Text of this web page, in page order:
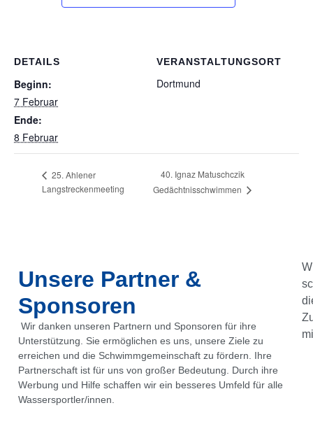
DETAILS
Beginn:
7 Februar
Ende:
8 Februar
VERANSTALTUNGSORT
Dortmund
25. Ahlener
Langstreckenmeeting
40. Ignaz Matuschczik
Gedächtnisschwimmen
Unsere Partner &
Sponsoren
Wir danken unseren Partnern und Sponsoren für ihre
Unterstützung. Sie ermöglichen es uns, unsere Ziele zu
erreichen und die Schwimmgemeinschaft zu fördern. Ihre
Partnerschaft ist für uns von großer Bedeutung. Durch ihre
Werbung und Hilfe schaffen wir ein besseres Umfeld für alle
Wassersportler/innen.